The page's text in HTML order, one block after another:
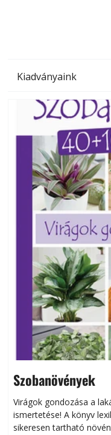
Kiadványaink
Szobanövények
Virágok gondozása a
ismertetése! A könyv
sikeresen tart­ha­tó